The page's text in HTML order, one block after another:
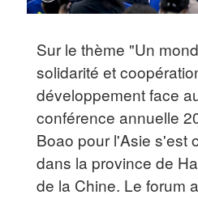
Sur le thème "Un
solidarité et
développement face
conférence annuelle
Boao pour l'Asie s'est
dans la province de
de la Chine. Le forum